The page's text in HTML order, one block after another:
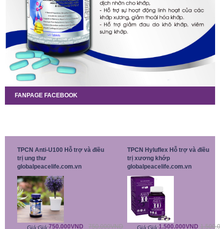
FANPAGE FACEBOOK
TPCN Anti-U100 Hỗ trợ và điều
trị ung thư
globalpeacelife.com.vn
750.000VND 750.000VND
TPCN Hyluflex Hỗ trợ và điều
trị xương khớp
globalpeacelife.com.vn
1.500.000VND